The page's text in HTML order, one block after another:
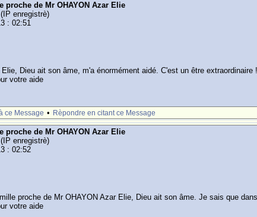
proche de Mr OHAYON Azar Elie
(IP enregistrè)
: 02:51
Elie, Dieu ait son âme, m'a énormément aidé. C'est un être
votre aide
ce Message • Rèpondre en citant ce Message
proche de Mr OHAYON Azar Elie
(IP enregistrè)
: 02:52
proche de Mr OHAYON Azar Elie, Dieu ait son âme. Je sais que
votre aide